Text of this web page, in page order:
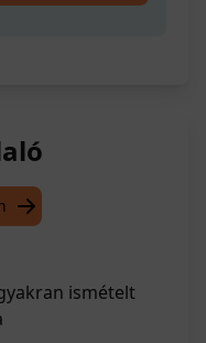
ismételt